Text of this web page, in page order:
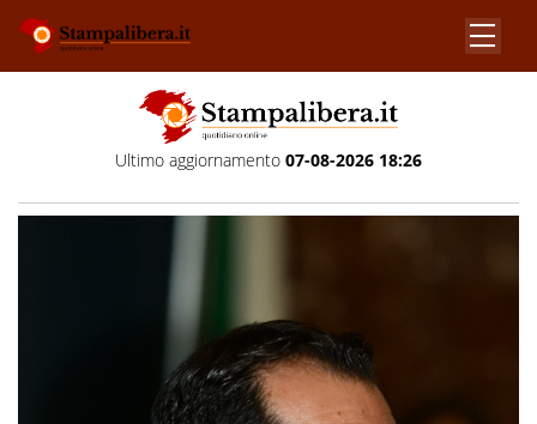
Ultimo aggiornamento 07-08-2026 18:26